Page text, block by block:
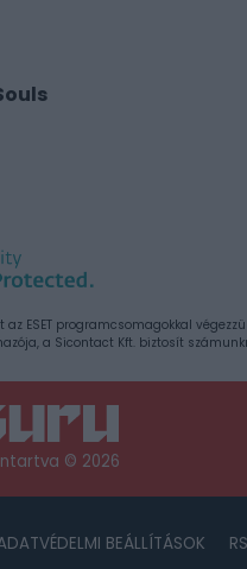
ESET programcsomagokkal
a Sicontact Kft. biztosít
© 2026
BEÁLLÍTÁSOK